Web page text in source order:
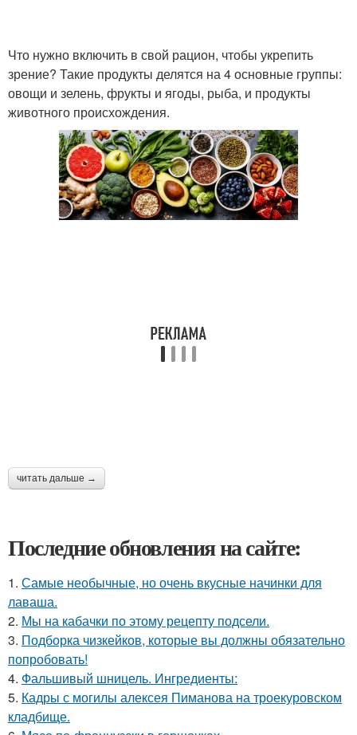
Что нужно включить в свой рацион, чтобы укрепить
зрение? Такие продукты делятся на 4 основные группы:
овощи и зелень, фрукты и ягоды, рыба, и продукты
животного происхождения.
читать дальше →
Последние обновления на сайте:
1. Самые необычные, но очень вкусные начинки для
лаваша.
2. Мы на кабачки по этому рецепту подсели.
3. Подборка чизкейков, которые вы должны обязательно
попробовать!
4. Фальшивый шницель. Ингредиенты:
5. Кадры с могилы алексея Пиманова на троекуровском
кладбище.